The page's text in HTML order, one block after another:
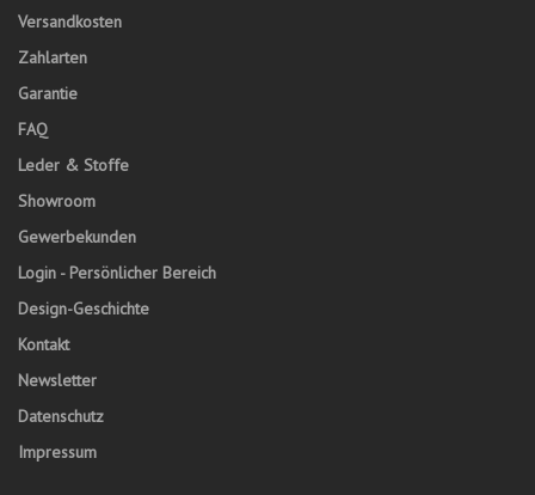
Versandkosten
Zahlarten
Garantie
FAQ
Leder & Stoffe
Showroom
Gewerbekunden
Login - Persönlicher Bereich
Design-Geschichte
Kontakt
Newsletter
Datenschutz
Impressum